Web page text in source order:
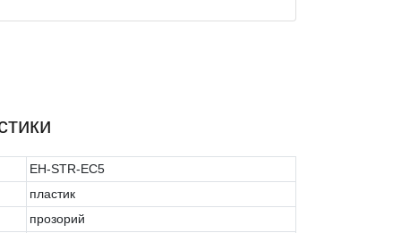
EH-STR-EC5
пластик
прозорий